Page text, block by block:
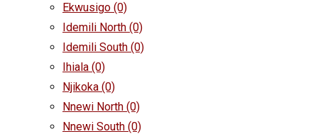
Ekwusigo (0)
Idemili North (0)
Idemili South (0)
Ihiala (0)
Njikoka (0)
Nnewi North (0)
Nnewi South (0)